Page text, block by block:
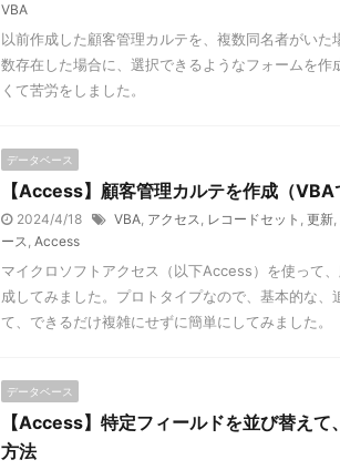
VBA
以前作成した顧客管理カルテを、複数同名者がい
数存在した場合に、選択できるようなフォームを
くて苦労をしました。
データベース
【Access】顧客管理カルテを作成（VBA
2024/4/18 VBA, アクセス, レコードセット , 更新,
ース, Access
マイクロソフトアクセス（以下Access）を使って
成してみました。プロトタイプなので、基本的な、
て、できるだけ複雑にせずに簡単にしてみました。
データベース
【Access】特定フィールドを並び替え
方法